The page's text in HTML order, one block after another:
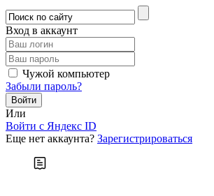
Вход в аккаунт
Чужой компьютер
Забыли пароль?
Или
Войти c Яндекс ID
Еще нет аккаунта? Зарегистрироваться